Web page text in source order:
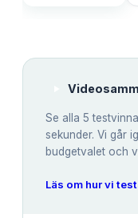
Se alla 5
sekunder. Vi går
budgetvalet och
Läs om hur vi